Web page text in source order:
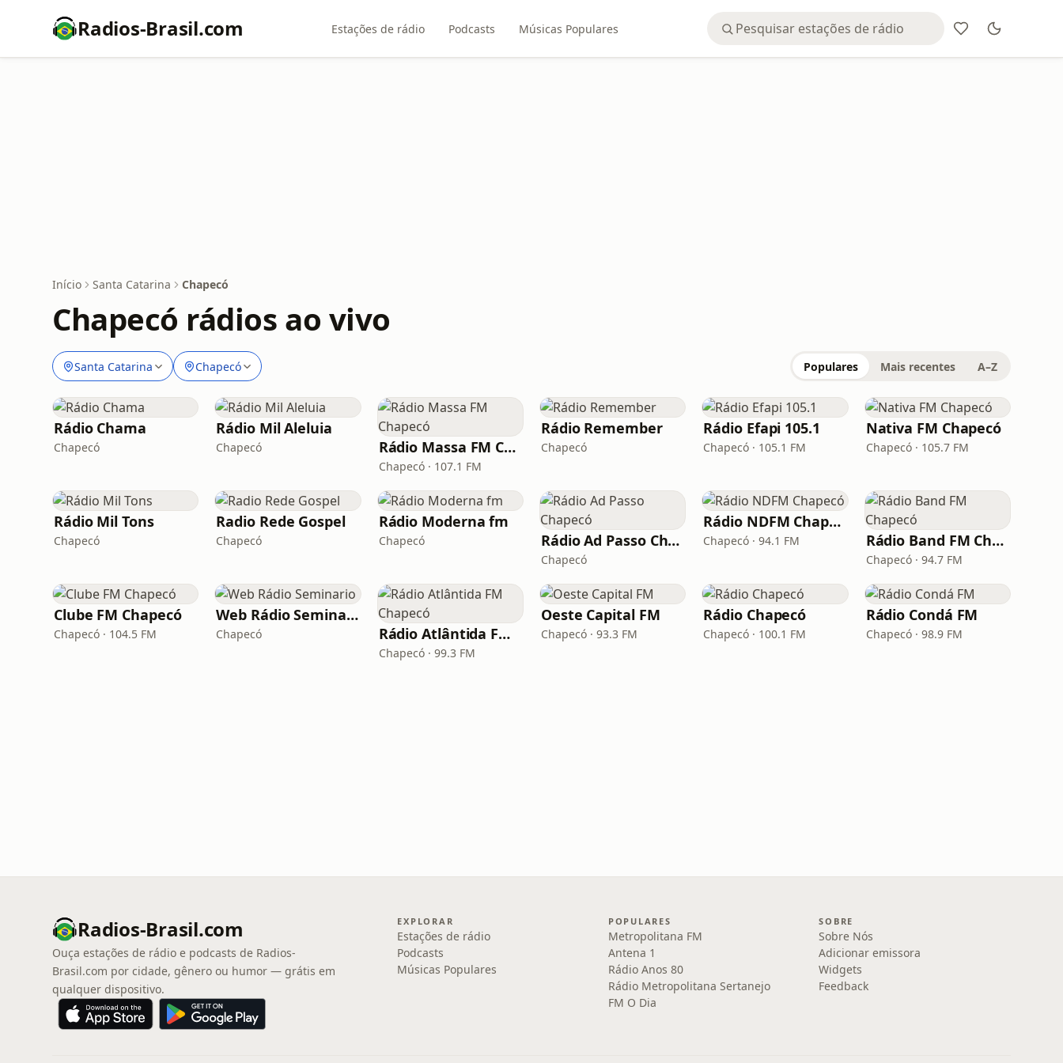
Radios-Brasil.com Estações de rádio Podcasts Músicas Populares
Início Santa Catarina Chapecó
Chapecó rádios ao vivo
Santa Catarina Chapecó Populares Mais recentes A–Z
Rádio Chama
Chapecó
Rádio Mil Aleluia
Chapecó Rádio Massa FM Chapecó
Chapecó · 107.1 FM
Rádio Remember
Chapecó
Rádio Efapi 105.1
Chapecó · 105.1 FM
Nativa FM Chapecó
Chapecó · 105.7 FM
Rádio Mil Tons
Chapecó
Radio Rede Gospel
Chapecó
Rádio Moderna fm
Chapecó Rádio Ad Passo Chapecó
Chapecó
Rádio NDFM Chapecó
Chapecó · 94.1 FM Rádio Band FM Chapecó
Chapecó · 94.7 FM
Clube FM Chapecó
Chapecó · 104.5 FM
Web Rádio Seminario
Chapecó Rádio Atlântida FM Chapecó
Chapecó · 99.3 FM
Oeste Capital FM
Chapecó · 93.3 FM
Rádio Chapecó
Chapecó · 100.1 FM
Rádio Condá FM
Chapecó · 98.9 FM
Radios-Brasil.com
Ouça estações de rádio e podcasts de Radios-
Brasil.com por cidade, gênero ou humor — grátis em
qualquer dispositivo.
EXPLORAR
Estações de rádio
Podcasts
Músicas Populares
POPULARES
Metropolitana FM
Antena 1
Rádio Anos 80
Rádio Metropolitana Sertanejo
FM O Dia
SOBRE
Sobre Nós
Adicionar emissora
Widgets
Feedback